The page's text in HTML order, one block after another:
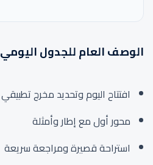
الوصف العام للجدول اليومي
افتتاح اليوم وتحديد مخرج تطبيقي
محور أول مع إطار وأمثلة
استراحة قصيرة ومراجعة سريعة